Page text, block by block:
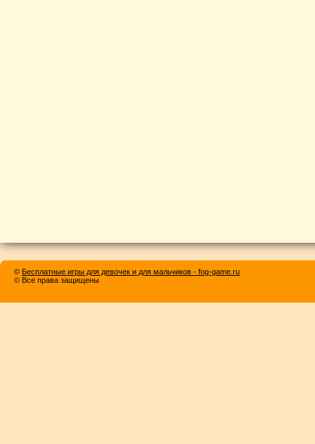
© Бесплатные игры для девочек и для мальчиков - fog-game.ru
© Все права защищены